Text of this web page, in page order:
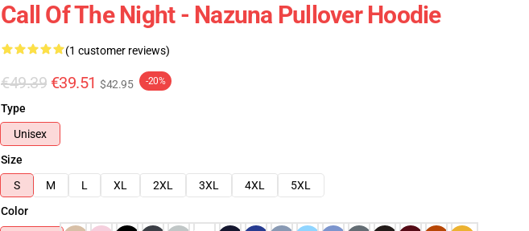
Call Of The Night - Nazuna Pullover Hoodie
(1 customer reviews)
€49.39 €39.51 $42.95 -20%
Type
Unisex
Size
S
M L XL 2XL 3XL 4XL
5XL
Color